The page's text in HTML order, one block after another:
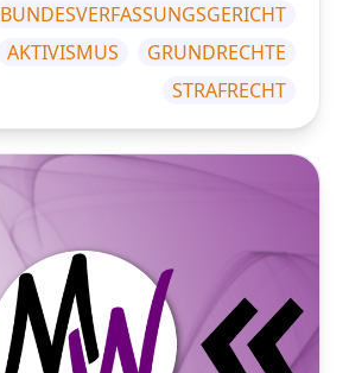
BUNDESVERFASSUNGSGERICHT
AKTIVISMUS
GRUNDRECHTE
STRAFRECHT